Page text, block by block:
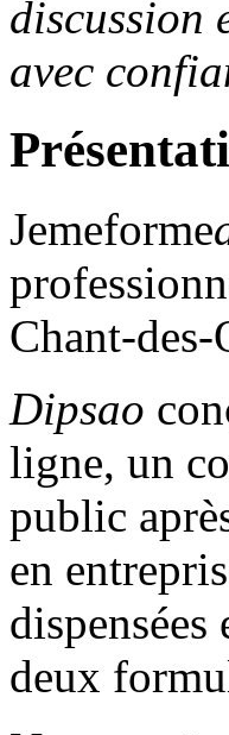
discussion
avec
Jemeforme
Chant-
Dipsao
ligne, un
public
en
deux